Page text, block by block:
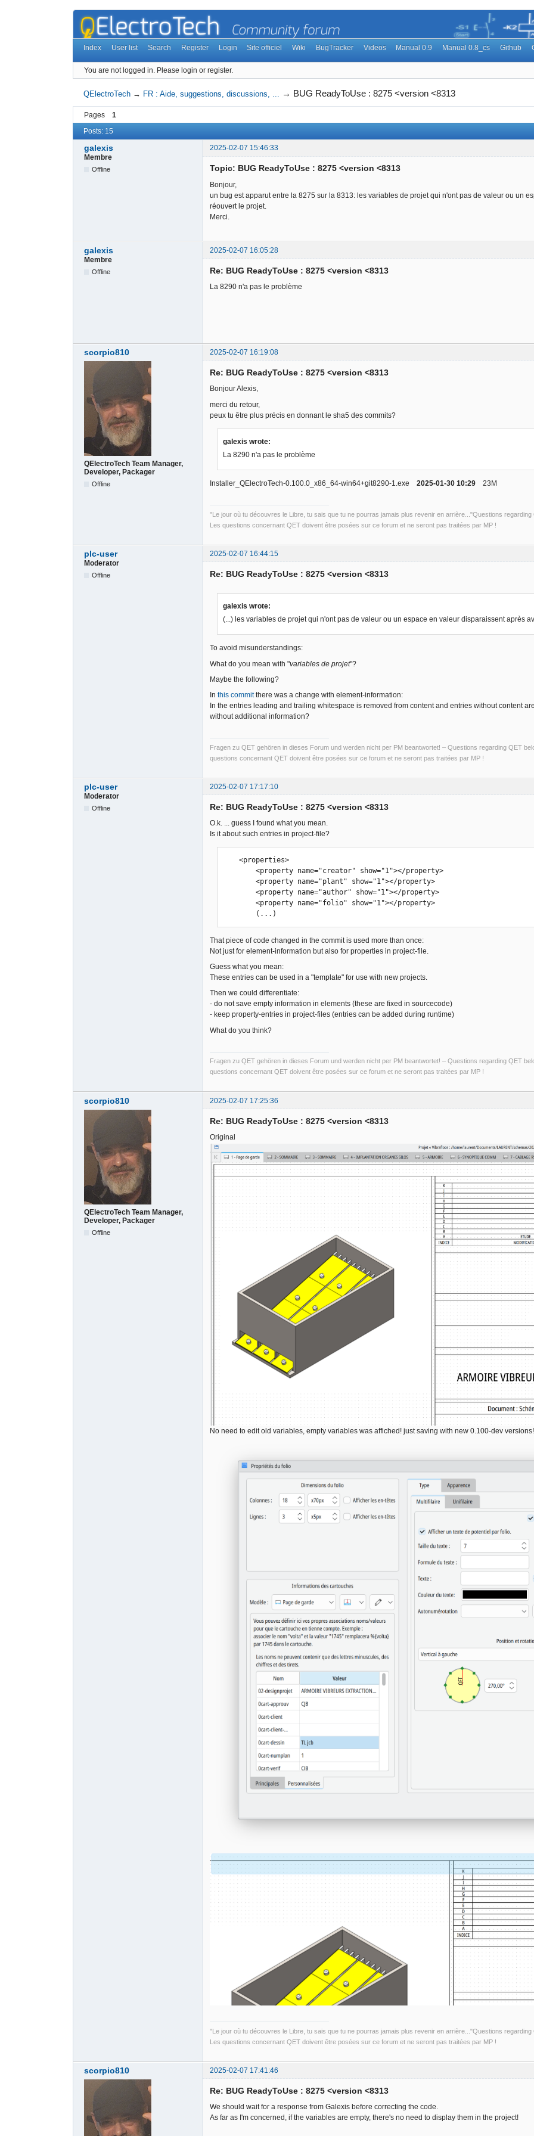
Index User list Search Register Login Site officiel Wiki BugTracker Videos Manual 0.9 Manual 0.8_cs Github
You are not logged in. Please login or register.
QElectroTech → FR : Aide, suggestions, discussions, ... → BUG ReadyToUse : 8275 <version <8313
Pages
1
Posts: 15
galexis
2025-02-07 15:46:33
Membre
Offline Topic: BUG ReadyToUse : 8275 <version <8313
Bonjour,
un bug est apparut entre la 8275 sur la 8313: les variables de projet qui n'ont pas de valeur ou un
réouvert le projet.
Merci.
galexis
2025-02-07 16:05:28
Membre
Offline Re: BUG ReadyToUse : 8275 <version <8313
La 8290 n'a pas le problème
scorpio810 2025-02-07 16:19:08
QElectroTech Team Manager,
Developer, Packager
Offline
Re: BUG ReadyToUse : 8275 <version <8313
Bonjour Alexis,
merci du retour,
peux tu être plus précis en donnant le sha5 des commits?
galexis wrote:
La 8290 n'a pas le problème
Installer_QElectroTech-0.100.0_x86_64-win64+git8290-1.exe 2025-01-30 10:29 23M
"Le jour où tu découvres le Libre, tu sais que tu ne pourras jamais plus revenir en arrière..."Questions
Les questions concernant QET doivent être posées sur ce forum et ne seront pas traitées par MP !
plc-user
2025-02-07 16:44:15
Moderator
Offline Re: BUG ReadyToUse : 8275 <version <8313
galexis wrote:
(...) les variables de projet qui n'ont pas de valeur ou un espace en valeur disparaissent après
To avoid misunderstandings:
What do you mean with "variables de projet"?
Maybe the following?
In this committhere was a change with element-information:
In the entries leading and trailing whitespace is removed from content and entries without content
without additional information?
Fragen zu QET gehören in dieses Forum und werden nicht per PM beantwortet! – Questions regarding QET
questions concernant QET doivent être posées sur ce forum et ne seront pas traitées par MP !
plc-user
2025-02-07 17:17:10
Moderator
Offline Re: BUG ReadyToUse : 8275 <version <8313
O.k. ... guess I found what you mean.
Is it about such entries in project-file?
    <properties>
        <property name="creator" show="1"></property>
        <property name="plant" show="1"></property>
        <property name="author" show="1"></property>
        <property name="folio" show="1"></property>
        (...)
That piece of code changed in the commit is used more than once:
Not just for element-information but also for properties in project-file.
Guess what you mean:
These entries can be used in a "template" for use with new projects.
Then we could differentiate:
- do not save empty information in elements (these are fixed in sourcecode)
- keep property-entries in project-files (entries can be added during runtime)
What do you think?
Fragen zu QET gehören in dieses Forum und werden nicht per PM beantwortet! – Questions regarding QET
questions concernant QET doivent être posées sur ce forum et ne seront pas traitées par MP !
scorpio810 2025-02-07 17:25:36
QElectroTech Team Manager,
Developer, Packager
Offline
Re: BUG ReadyToUse : 8275 <version <8313
Original
No need to edit old variables, empty variables was affiched! just saving with new 0.100-dev versions!
"Le jour où tu découvres le Libre, tu sais que tu ne pourras jamais plus revenir en arrière..."Questions
Les questions concernant QET doivent être posées sur ce forum et ne seront pas traitées par MP !
scorpio810 2025-02-07 17:41:46
Re: BUG ReadyToUse : 8275 <version <8313
We should wait for a response from Galexis before correcting the code.
As far as I'm concerned, if the variables are empty, there's no need to display them in the project!